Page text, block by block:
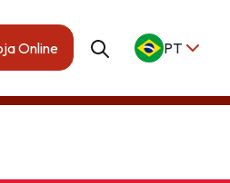
Online PT